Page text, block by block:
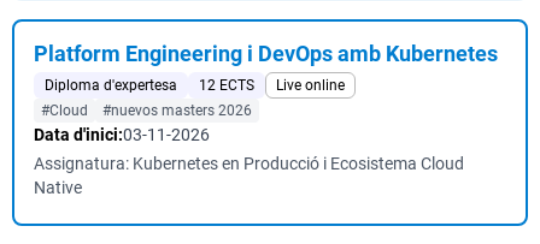
Platform Engineering i DevOps amb Kubernetes
Diploma d'expertesa 12 ECTS
Live online
#Cloud
#nuevos masters 2026
Data d'inici:03-11-2026
Assignatura: Kubernetes en Producció i Ecosistema Cloud
Native